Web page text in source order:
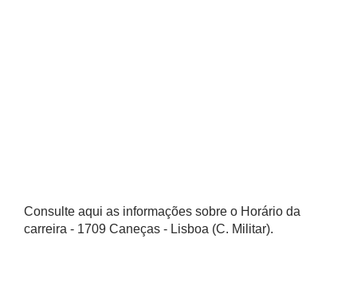
Consulte aqui as informações sobre o Horário da
carreira - 1709 Caneças - Lisboa (C. Militar).